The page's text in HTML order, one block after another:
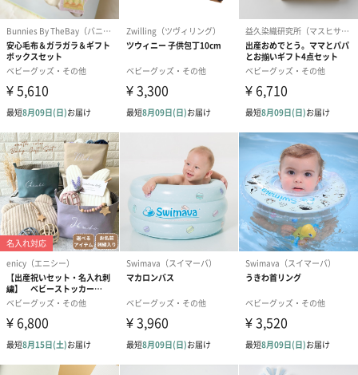
赤ちゃんを包み込んでくれます。
心安らぐ音が赤ちゃんをウトウトさせ、気になる雑音を消してく
れるのでどこでもぐっすり眠ることができます。
8種類の高品質で心地良い音、4段階の音量、自動電源OFF機能（1
時間モード、10時間モード）を搭載した小さくても頼もしいウー
シュを是非実感してみてください！
ウーシュの秘密
ウーシュの驚くほど小さなスピーカーは、高品質な音を生み出す
ために先進的なマスタリング技術が使われています。さらに、不
具合のないCDに近い音質をお届けするために高品質のサウンドチ
ップを搭載しています。
8種類の音は、赤ちゃんに限らず、年齢の高いお子様や大人にも心
地良く感じるよう慎重に厳選し調整しました。
多種多様な音と4段階の音量からお選びいただけるのでベビーにピ